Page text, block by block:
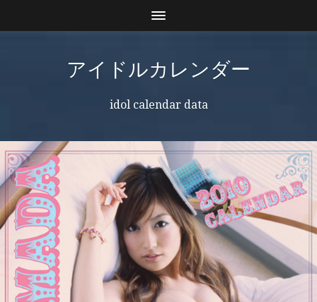
アイドルカレンダー
idol calendar data